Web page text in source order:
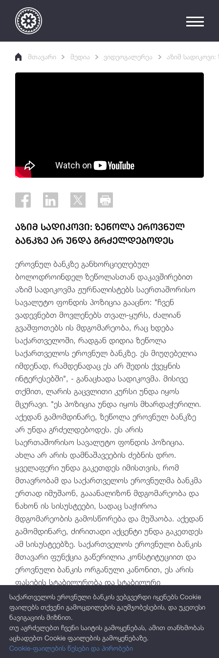
მთავარი მედია ვიდეოგალერეა აზიმ
აზიმ სადიკოვი: ზეწოლა ეროვნულ
ბანკზე არ უნდა გრძელდებოდეს
ეროვნულ ბანკზე განხორციელებულ
ბოლოდროინდელ ზეწოლასთან დაკავშირებით
აზიმ სადიკოვმა ჟურნალისტებს საერთაშორისო
სავალუტო ფონდის პოზიცია გააცნო: "ჩვენ
ვადევნებთ მოვლენებს თვალ-ყურს, ძალიან
გვაშფოთებს ის მდგომარეობა, რაც ხდება
საქართველოში, რადგან დიდია ზეწოლა
საქართველოს ეროვნულ ბანკზე. ეს მიუღებელია
იმდენად, რამდენადაც ეს არ შედის ქვეყნის
ინტერესებში", - განაცხადა სადიკოვმა. მისივე
თქმით, ლარის გაცვლითი კურსი უნდა იყოს
მცურავი. "ეს პოზიცია უნდა იყოს მხარდაჭერილი.
აქედან გამომდინარე, ზეწოლა ეროვნულ ბანკზე
არ უნდა გრძელდებოდეს. ეს არის
საერთაშორისო სავალუტო ფონდის პოზიცია.
ახლა არ არის დამნაშავეების ძებნის დრო.
ყველაფერი უნდა გაკეთდეს იმისთვის, რომ
მთავრობამ და საქართველოს ეროვნულმა ბანკმა
ერთად იმუშაონ, გააანალიზონ მდგომარეობა და
ნახონ ის სისუსტეები, სადაც საჭიროა
მდგომარეობის გამოსწორება და მუშაობა. აქედან
გამომდინარე, ძირითადი აქცენტი უნდა გაკეთდეს
ამ სისუსტეებზე. საქართველოს ეროვნული ბანკის
მთავარი ფუნქცია გაწერილია კონსტიტუციით და
ეროვნული ბანკის ორგანული კანონით, ეს არის
ფასების სტაბილურობა და სტაბილური
ინფლაციის დონე, რასაც ეროვნული ბანკი კარგად
ასრულებს. მეორე არის ფინანსური
სტაბილურობა, რასაც ასევე ეროვნული ბანკი ამ
კუთხით თავის ვალდებულებას პირნათლად
ასრულებს", - განაცხადა საერთაშორისო
საქართველოს ეროვნული ბანკის ვებგვერდი იყენებს Cookie
ფაილებს თქვენი გამოცდილების გაუმჯობესების, და უკეთესი
ნავიგაციის მიზნით.
თუ აგრძელებთ ჩვენი საიტის გამოყენებას, ამით თანხმობას
აცხადებთ Cookie ფაილების გამოყენებაზე.
Cookie-ფაილების წესები და პირობები